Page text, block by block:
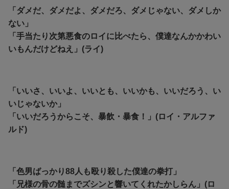
「ダメだ、ダメだよ、ダメだろ、ダメじゃない、ダメしか
ない」
「手当たり次第悪食のロイに比べたら、僕達なんかかわい
いもんだけどねえ」(ライ)
「いいさ、いいよ、いいとも、いいかも、いいだろう、い
いじゃないか」
「いいだろうからこそ、暴飲・暴食！」(ロイ・アルファ
ルド)
「色男ばっかり88人も殴り殺した僕達の拳打」
「兄様の骨の髄までズシンと響いてくれたかしらん」(ロ